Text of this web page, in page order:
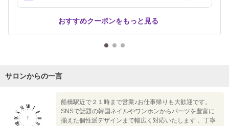
おすすめクーポンをもっと見る
サロンからの一言
船橋駅近で２１時まで営業♪お仕事帰りも大歓迎です。
SNSで話題の韓国ネイルやワンホンからパーツを豊富に
揃えた個性派デザインまで幅広く対応いたします 。丁寧